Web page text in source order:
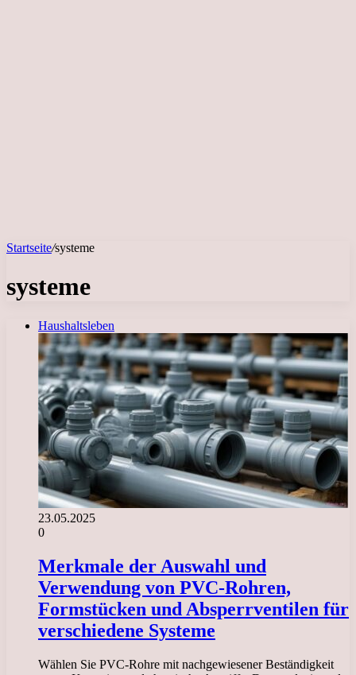
Startseite/systeme
systeme
Haushaltsleben
23.05.2025
0
Merkmale der Auswahl und
Verwendung von PVC-Rohren,
Formstücken und Absperrventilen für
verschiedene Systeme
Wählen Sie PVC-Rohre mit nachgewiesener Beständigkeit